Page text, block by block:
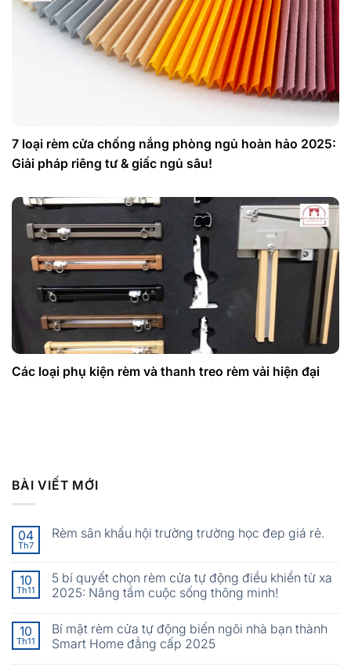
7 loại rèm cửa chống nắng phòng ngủ hoàn hảo 2025:
Giải pháp riêng tư & giấc ngủ sâu!
Các loại phụ kiện rèm và thanh treo rèm vải hiện đại
BÀI VIẾT MỚI
04
Th7
Rèm sân khấu hội trường trường học đep giá rẻ.
10
Th11
5 bí quyết chọn rèm cửa tự động điều khiển từ xa
2025: Nâng tầm cuộc sống thông minh!
10
Th11
Bí mật rèm cửa tự động biến ngôi nhà bạn thành
Smart Home đẳng cấp 2025